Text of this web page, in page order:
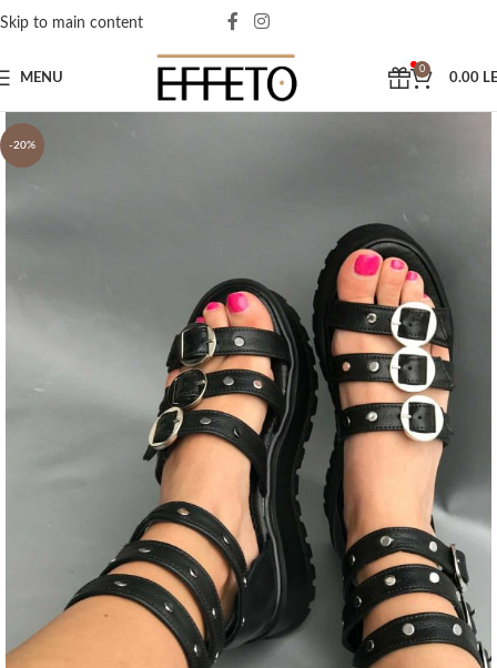
Skip to main content
MENU
0
0.00
-20%